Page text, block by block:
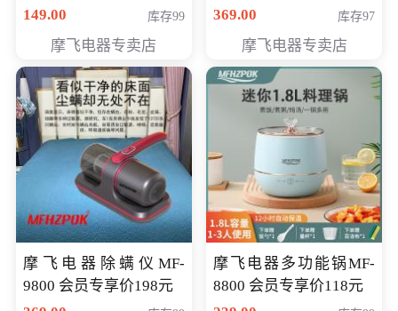
98元
149.00 库存99
摩飞电器专卖店
元
369.00 库存97
摩飞电器专卖店
摩飞电器除螨仪MF-
9800 会员专享价198元
摩飞电器多功能锅MF-
8800 会员专享价118元